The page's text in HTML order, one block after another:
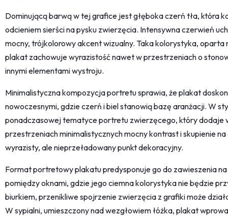
Dominującą barwą w tej grafice jest głęboka czerń tła, która
odcieniem sierści na pysku zwierzęcia. Intensywna czerwień
mocny, trójkolorowy akcent wizualny. Taka kolorystyka, oparta
plakat zachowuje wyrazistość nawet w przestrzeniach o
innymi elementami wystroju.
Minimalistyczna kompozycja portretu sprawia, że plakat
nowoczesnymi, gdzie czerń i biel stanowią bazę aranżacji. W
ponadczasowej tematyce portretu zwierzęcego, który dodaje
przestrzeniach minimalistycznych mocny kontrast i skupienie
wyrazisty, ale nieprzeładowany punkt dekoracyjny.
Format portretowy plakatu predysponuje go do zawieszenia
pomiędzy oknami, gdzie jego ciemna kolorystyka nie będzie
biurkiem, przenikliwe spojrzenie zwierzęcia z grafiki może
W sypialni, umieszczony nad wezgłowiem łóżka, plakat